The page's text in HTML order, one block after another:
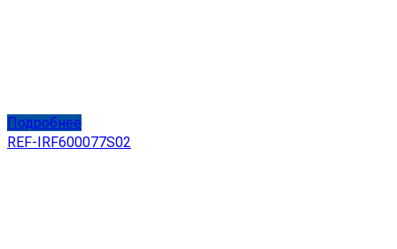
Подробнее
REF-IRF600077S02